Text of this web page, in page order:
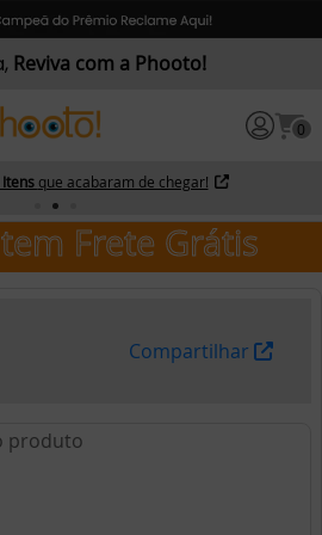
Reviva com a Phooto!
0
que acabaram de chegar!
Frete Grátis
Compartilhar